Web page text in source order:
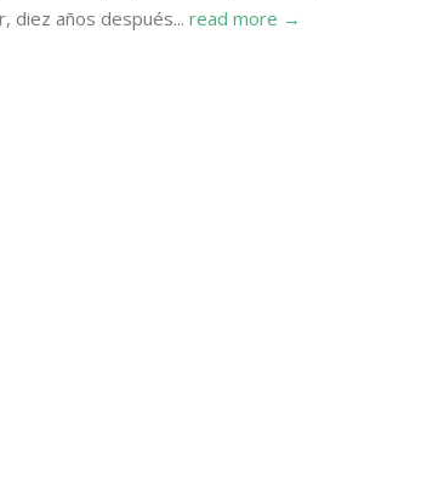
diez años después... read more →